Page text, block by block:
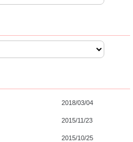
2018/03/04
2015/11/23
2015/10/25